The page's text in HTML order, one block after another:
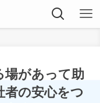
場があって助
者の安心をつ